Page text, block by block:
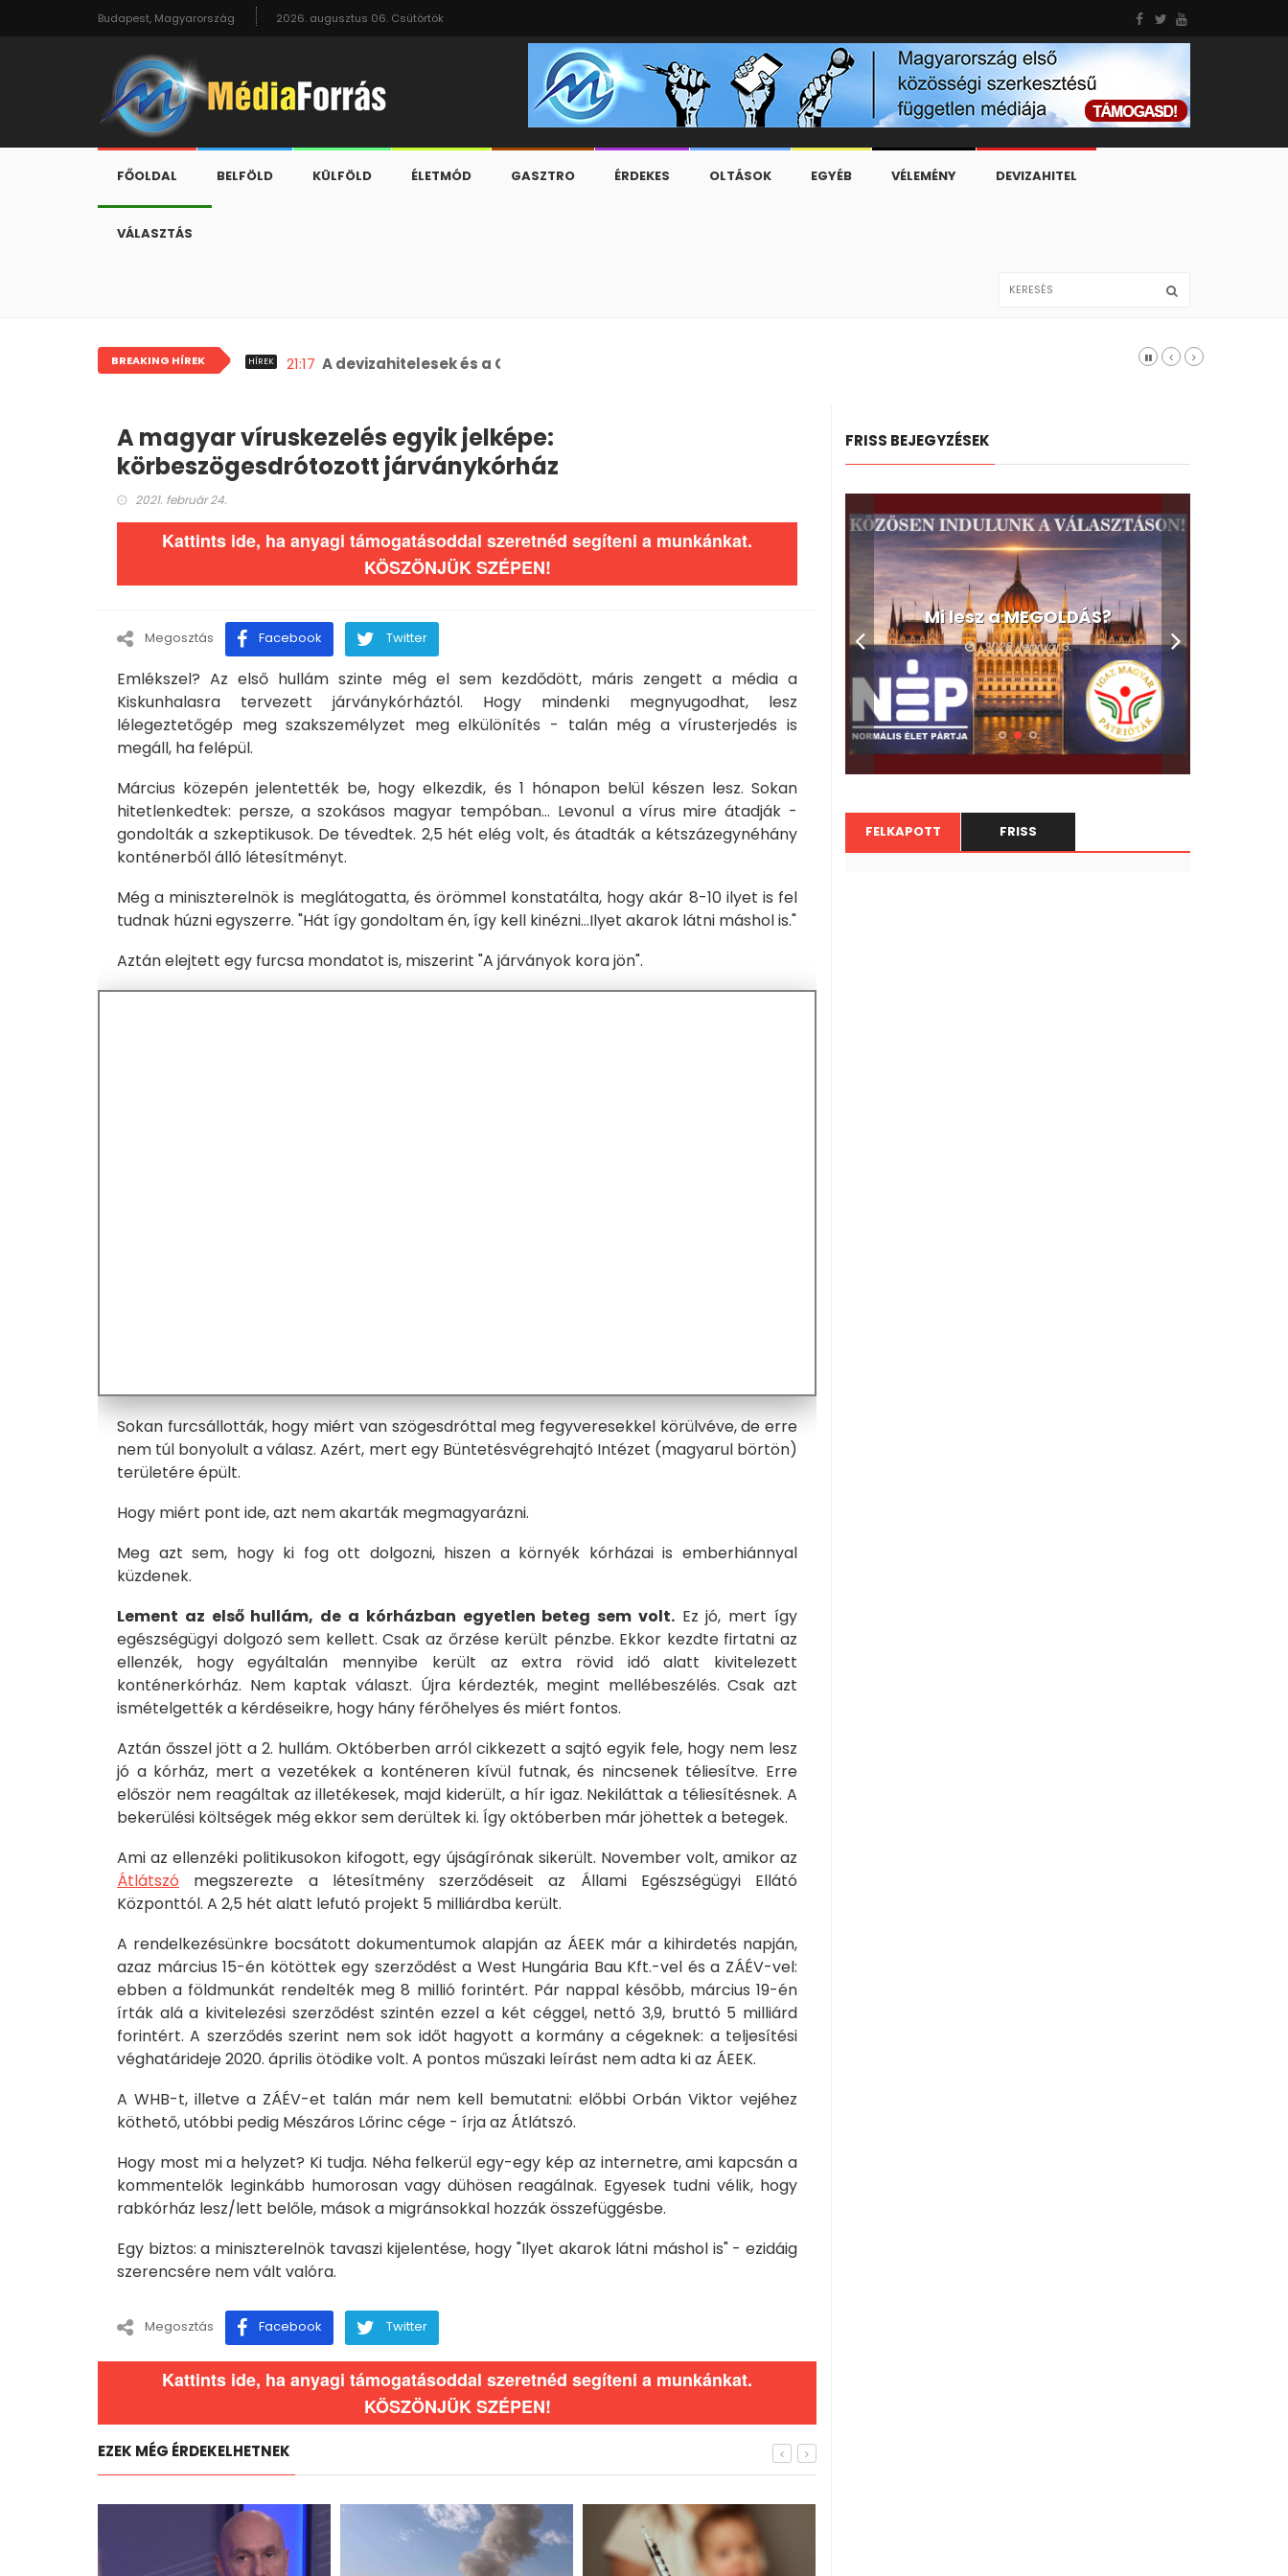
Budapest, Magyarország 2026. augusztus 06. Csütörtök
FŐOLDAL BELFÖLD KÜLFÖLD ÉLETMÓD GASZTRO ÉRDEKES OLTÁSOK EGYÉB VÉLEMÉNY DEVIZAHITEL
VÁLASZTÁS
BREAKING HÍREK HÍREK 21:17 A devizahitelesek és a C-630/23-as ügy
A magyar víruskezelés egyik jelképe:
körbeszögesdrótozott járványkórház
2021. február 24.
Kattints ide, ha anyagi támogatásoddal szeretnéd segíteni a munkánkat.
KÖSZÖNJÜK SZÉPEN!
Megosztás Facebook Twitter
Emlékszel? Az első hullám szinte még el sem kezdődött, máris zengett a média a
Kiskunhalasra tervezett járványkórháztól. Hogy mindenki megnyugodhat, lesz
lélegeztetőgép meg szakszemélyzet meg elkülönítés - talán még a vírusterjedés is
megáll, ha felépül.
Március közepén jelentették be, hogy elkezdik, és 1 hónapon belül készen lesz. Sokan
hitetlenkedtek: persze, a szokásos magyar tempóban... Levonul a vírus mire átadják -
gondolták a szkeptikusok. De tévedtek. 2,5 hét elég volt, és átadták a kétszázegynéhány
konténerből álló létesítményt.
Még a miniszterelnök is meglátogatta, és örömmel konstatálta, hogy akár 8-10 ilyet is fel
tudnak húzni egyszerre. "Hát így gondoltam én, így kell kinézni...Ilyet akarok látni máshol is."
Aztán elejtett egy furcsa mondatot is, miszerint "A járványok kora jön".
Sokan furcsállották, hogy miért van szögesdróttal meg fegyveresekkel körülvéve, de erre
nem túl bonyolult a válasz. Azért, mert egy Büntetésvégrehajtó Intézet (magyarul börtön)
területére épült.
Hogy miért pont ide, azt nem akarták megmagyarázni.
Meg azt sem, hogy ki fog ott dolgozni, hiszen a környék kórházai is emberhiánnyal
küzdenek.
Lement az első hullám, de a kórházban egyetlen beteg sem volt.Ez jó, mert így
egészségügyi dolgozó sem kellett. Csak az őrzése került pénzbe. Ekkor kezdte firtatni az
ellenzék, hogy egyáltalán mennyibe került az extra rövid idő alatt kivitelezett
konténerkórház. Nem kaptak választ. Újra kérdezték, megint mellébeszélés. Csak azt
ismételgették a kérdéseikre, hogy hány férőhelyes és miért fontos.
Aztán ősszel jött a 2. hullám. Októberben arról cikkezett a sajtó egyik fele, hogy nem lesz
jó a kórház, mert a vezetékek a konténeren kívül futnak, és nincsenek téliesítve. Erre
először nem reagáltak az illetékesek, majd kiderült, a hír igaz. Nekiláttak a téliesítésnek. A
bekerülési költségek még ekkor sem derültek ki. Így októberben már jöhettek a betegek.
Ami az ellenzéki politikusokon kifogott, egy újságírónak sikerült. November volt, amikor az
Átlátszó megszerezte a létesítmény szerződéseit az Állami Egészségügyi Ellátó
Központtól. A 2,5 hét alatt lefutó projekt 5 milliárdba került.
A rendelkezésünkre bocsátott dokumentumok alapján az ÁEEK már a kihirdetés napján,
azaz március 15-én kötöttek egy szerződést a West Hungária Bau Kft.-vel és a ZÁÉV-vel:
ebben a földmunkát rendelték meg 8 millió forintért. Pár nappal később, március 19-én
írták alá a kivitelezési szerződést szintén ezzel a két céggel, nettó 3,9, bruttó 5 milliárd
forintért. A szerződés szerint nem sok időt hagyott a kormány a cégeknek: a teljesítési
véghatárideje 2020. április ötödike volt. A pontos műszaki leírást nem adta ki az ÁEEK.
A WHB-t, illetve a ZÁÉV-et talán már nem kell bemutatni: előbbi Orbán Viktor vejéhez
köthető, utóbbi pedig Mészáros Lőrinc cége - írja az Átlátszó.
Hogy most mi a helyzet? Ki tudja. Néha felkerül egy-egy kép az internetre, ami kapcsán a
kommentelők leginkább humorosan vagy dühösen reagálnak. Egyesek tudni vélik, hogy
rabkórház lesz/lett belőle, mások a migránsokkal hozzák összefüggésbe.
Egy biztos: a miniszterelnök tavaszi kijelentése, hogy "Ilyet akarok látni máshol is" - ezidáig
szerencsére nem vált valóra.
Megosztás Facebook Twitter
Kattints ide, ha anyagi támogatásoddal szeretnéd segíteni a munkánkat.
KÖSZÖNJÜK SZÉPEN!
EZEK MÉG ÉRDEKELHETNEK
FRISS BEJEGYZÉSEK
Mi lesz a MEGOLDÁS?
2026. február 3.
FELKAPOTT FRISS